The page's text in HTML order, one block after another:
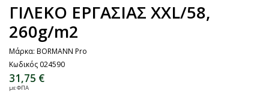
ΓΙΛΕΚΟ ΕΡΓΑΣΙΑΣ XXL/58,
260g/m2
Μάρκα: BORMANN Pro
Κωδικός 024590
31,75 €
με ΦΠΑ